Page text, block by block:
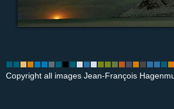
Copyright all images Jean-François